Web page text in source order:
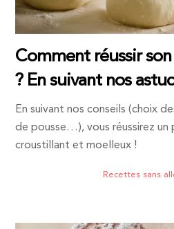
Comment réussir
? En suivant nos
En suivant nos conseils (choix
de pousse…), vous réussirez un
croustillant et moelleux !
Recettes sans